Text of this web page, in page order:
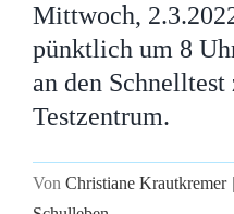
Mittwoch,
pünktlich um 8
an den Schnelltest
Testzentrum.
Von Christiane Krautkremer |